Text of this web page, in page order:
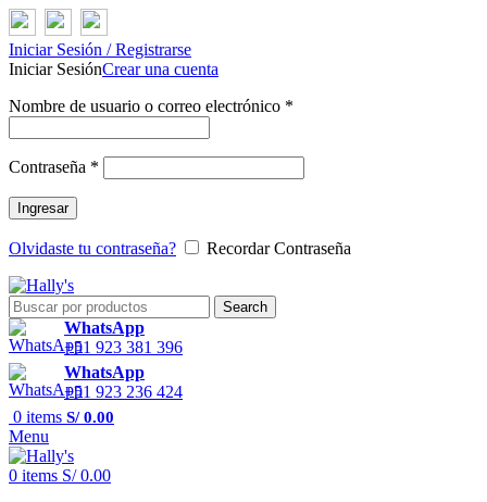
Iniciar Sesión / Registrarse
Iniciar SesiónCrear una cuenta
Nombre de usuario o correo electrónico *
Contraseña *
Ingresar
Olvidaste tu contraseña? Recordar Contraseña
Search
WhatsApp
+51 923 381 396
WhatsApp
+51 923 236 424
0 items S/0.00
Menu
0 items S/0.00